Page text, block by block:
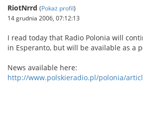
RiotNrrd (Pokaż profil)
14 grudnia 2006, 07:12:13
I read today that Radio Polonia will
in Esperanto, but will be available as a
News available here:
http://www.polskieradio.pl/polonia/